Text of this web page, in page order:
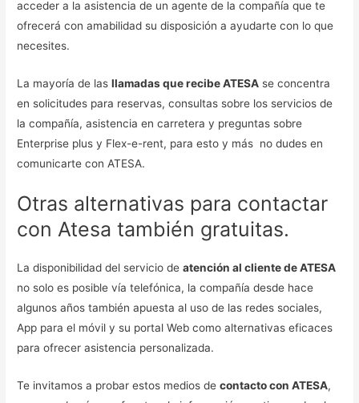
acceder a la asistencia de un agente de la compañía que te
ofrecerá con amabilidad su disposición a ayudarte con lo que
necesites.
La mayoría de lasllamadas que recibe ATESA se concentra
en solicitudes para reservas, consultas sobre los servicios de
la compañía, asistencia en carretera y preguntas sobre
Enterprise plus y Flex-e-rent, para esto y más no dudes en
comunicarte con ATESA.
Otras alternativas para contactar
con Atesa también gratuitas.
La disponibilidad del servicio deatención al cliente de ATESA
no solo es posible vía telefónica, la compañía desde hace
algunos años también apuesta al uso de las redes sociales,
App para el móvil y su portal Web como alternativas eficaces
para ofrecer asistencia personalizada.
Te invitamos a probar estos medios decontacto con ATESA,